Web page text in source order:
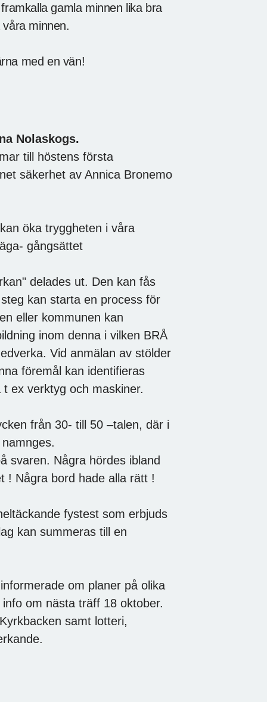
gamla minnen lika bra
minnen.
med en vän!
Nolaskogs.
till höstens första
säkerhet av Annica Bronemo
öka tryggheten i våra
gångsättet
delades ut. Den kan fås
kan starta en process för
eller kommunen kan
inom denna i vilken BRÅ
Vid anmälan av stölder
föremål kan identifieras
ex verktyg och maskiner.
från 30- till 50 –talen, där i
svaren. Några hördes ibland
! Några bord hade alla rätt !
fystest som erbjuds
kan summeras till en
om planer på olika
om nästa träff 18 oktober.
samt lotteri,